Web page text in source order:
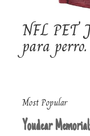
NFL PET
para perro.
Most Popular
Youdear